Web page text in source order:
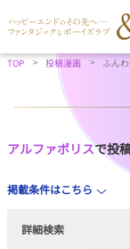
TOP 投稿漫画 ふん
アルファポリスで投
掲載条件はこちら
詳細検索